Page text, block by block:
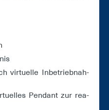
vir­tu­el­le In­be­trieb­nah­
Pen­dant zur rea­